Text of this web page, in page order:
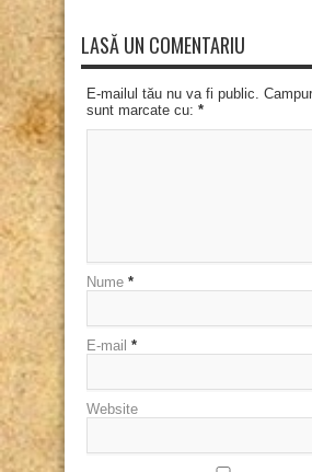
LASĂ UN COMENTARIU
E-mailul tău nu va fi public.
sunt marcate cu: *
Nume *
E-mail *
Website